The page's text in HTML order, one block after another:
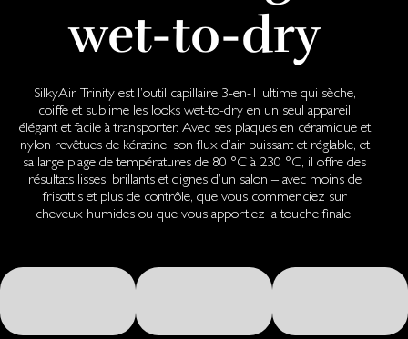
wet-to-dry
SilkyAir Trinity est l’outil capillaire 3-en-1 ultime qui sèche,
coiffe et sublime les looks wet-to-dry en un seul appareil
élégant et facile à transporter. Avec ses plaques en céramique et
nylon revêtues de kératine, son flux d’air puissant et réglable, et
sa large plage de températures de 80 °C à 230 °C, il offre des
résultats lisses, brillants et dignes d’un salon – avec moins de
frisottis et plus de contrôle, que vous commenciez sur
cheveux humides ou que vous apportiez la touche finale.